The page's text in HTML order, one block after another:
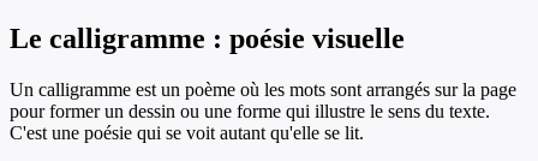
Le calligramme : poésie visuelle
Un calligramme est un poème où les mots sont arrangés sur la page
pour former un dessin ou une forme qui illustre le sens du texte.
C'est une poésie qui se voit autant qu'elle se lit.